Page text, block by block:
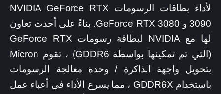
لأداء بطاقات الرسومات NVIDIA GeForce RTX
3090 و GeForce RTX 3080. بناءً على أحدث تعاون
لها مع NVIDIA لبطاقة رسومات GeForce RTX
(التي تم تمكينها بواسطة GDDR6) ، تقوم Micron
بتحويل واجهة الذاكرة / وحدة معالجة الرسومات
باستخدام GDDR6X ، مما يسرع الأداء في أعباء عمل